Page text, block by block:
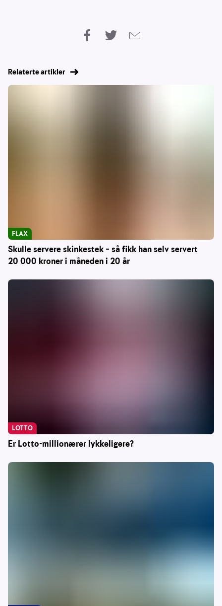
Relaterte artikler
Skulle servere skinkestek – så fikk han selv servert
20 000 kroner i måneden i 20 år
FLAX
Er Lotto-millionærer lykkeligere?
LOTTO